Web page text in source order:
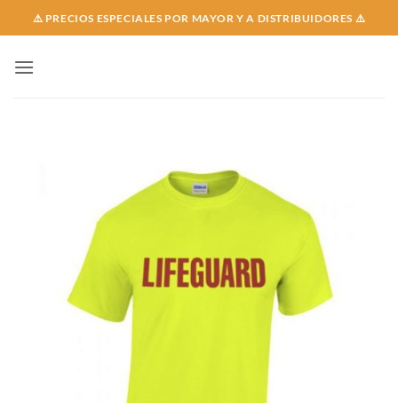
to
⚠️ PRECIOS ESPECIALES POR MAYOR Y A DISTRIBUIDORES ⚠️